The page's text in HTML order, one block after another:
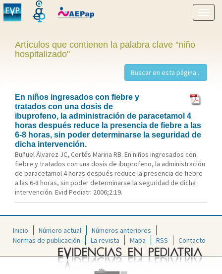
menú
Artículos que contienen la palabra clave "niño
hospitalizado"
En niños ingresados con fiebre y
tratados con una dosis de
ibuprofeno, la administración de paracetamol 4
horas después reduce la presencia de fiebre a las
6-8 horas, sin poder determinarse la seguridad de
dicha intervención.
Buñuel Álvarez JC, Cortés Marina RB. En niños ingresados con
fiebre y tratados con una dosis de ibuprofeno, la administración
de paracetamol 4 horas después reduce la presencia de fiebre
a las 6-8 horas, sin poder determinarse la seguridad de dicha
intervención. Evid Pediatr. 2006;2:19.
Inicio Número actual
Números anteriores
Normas de publicación
La revista Mapa RSS Contacto